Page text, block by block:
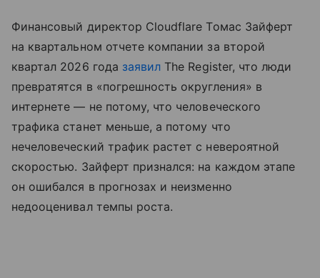
Финансовый директор Cloudflare Томас Зайферт
на квартальном отчете компании за второй
квартал 2026 года заявил The Register, что люди
превратятся в «погрешность округления» в
интернете — не потому, что человеческого
трафика станет меньше, а потому что
нечеловеческий трафик растет с невероятной
скоростью. Зайферт признался: на каждом этапе
он ошибался в прогнозах и неизменно
недооценивал темпы роста.